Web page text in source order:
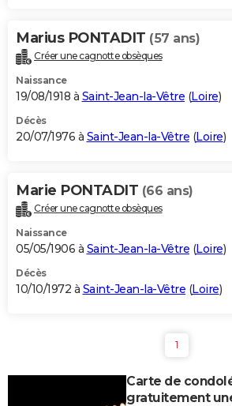
Marius PONTADIT (57 ans)
Créer une cagnotte obsèques
Naissance
19/08/1918 à Saint-Jean-la-Vêtre (Loire)
Décès
20/07/1976 à Saint-Jean-la-Vêtre (Loire)
Marie PONTADIT (66 ans)
Créer une cagnotte obsèques
Naissance
05/05/1906 à Saint-Jean-la-Vêtre (Loire)
Décès
10/10/1972 à Saint-Jean-la-Vêtre (Loire)
1
Carte de
gratuitement